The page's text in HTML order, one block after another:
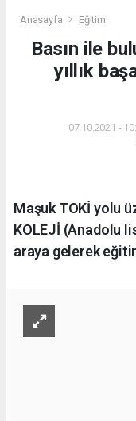
Anasayfa Eğitim
Basın ile
yıllık
07.10.2021 -
Maşuk TOKİ yolu
KOLEJİ (Anadolu
araya gelerek